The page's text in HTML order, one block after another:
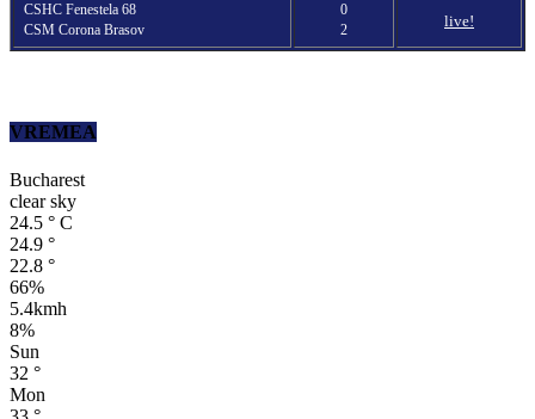
CSHC Fenestela 68
CSM Corona Brasov
0
2
live!
VREMEA
Bucharest
clear sky
24.5 ° C
24.9 °
22.8 °
66%
5.4kmh
8%
Sun
32 °
Mon